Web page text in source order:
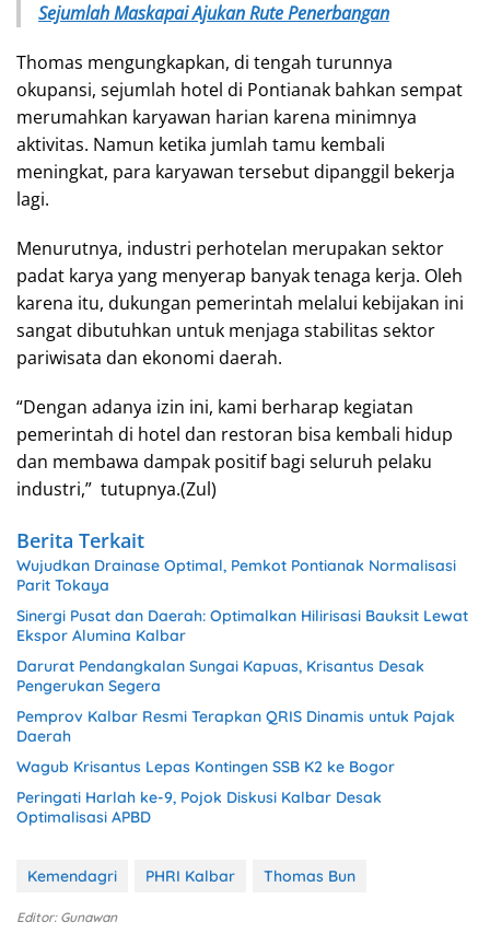
Sejumlah Maskapai Ajukan Rute Penerbangan
Thomas mengungkapkan, di tengah turunnya
okupansi, sejumlah hotel di Pontianak bahkan sempat
merumahkan karyawan harian karena minimnya
aktivitas. Namun ketika jumlah tamu kembali
meningkat, para karyawan tersebut dipanggil bekerja
lagi.
Menurutnya, industri perhotelan merupakan sektor
padat karya yang menyerap banyak tenaga kerja. Oleh
karena itu, dukungan pemerintah melalui kebijakan ini
sangat dibutuhkan untuk menjaga stabilitas sektor
pariwisata dan ekonomi daerah.
“Dengan adanya izin ini, kami berharap kegiatan
pemerintah di hotel dan restoran bisa kembali hidup
dan membawa dampak positif bagi seluruh pelaku
industri,” tutupnya.(Zul)
Berita Terkait
Wujudkan Drainase Optimal, Pemkot Pontianak Normalisasi
Parit Tokaya
Sinergi Pusat dan Daerah: Optimalkan Hilirisasi Bauksit Lewat
Ekspor Alumina Kalbar
Darurat Pendangkalan Sungai Kapuas, Krisantus Desak
Pengerukan Segera
Pemprov Kalbar Resmi Terapkan QRIS Dinamis untuk Pajak
Daerah
Wagub Krisantus Lepas Kontingen SSB K2 ke Bogor
Peringati Harlah ke-9, Pojok Diskusi Kalbar Desak
Optimalisasi APBD
Kemendagri PHRI Kalbar Thomas Bun
Editor: Gunawan